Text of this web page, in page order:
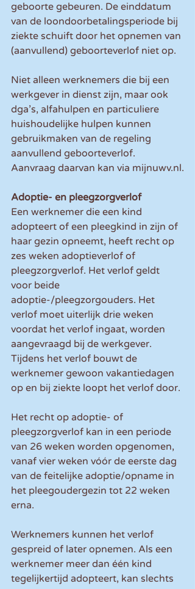
geboorte gebeuren. De einddatum
van de loondoorbetalingsperiode bij
ziekte schuift door het opnemen van
(aanvullend) geboorteverlof niet op.
Niet alleen werknemers die bij een
werkgever in dienst zijn, maar ook
dga’s, alfahulpen en particuliere
huishoudelijke hulpen kunnen
gebruikmaken van de regeling
aanvullend geboorteverlof.
Aanvraag daarvan kan via mijnuwv.nl.
Adoptie- en pleegzorgverlof
Een werknemer die een kind
adopteert of een pleegkind in zijn of
haar gezin opneemt, heeft recht op
zes weken adoptieverlof of
pleegzorgverlof. Het verlof geldt
voor beide
adoptie-/pleegzorgouders. Het
verlof moet uiterlijk drie weken
voordat het verlof ingaat, worden
aangevraagd bij de werkgever.
Tijdens het verlof bouwt de
werknemer gewoon vakantiedagen
op en bij ziekte loopt het verlof door.
Het recht op adoptie- of
pleegzorgverlof kan in een periode
van 26 weken worden opgenomen,
vanaf vier weken vóór de eerste dag
van de feitelijke adoptie/opname in
het pleegoudergezin tot 22 weken
erna.
Werknemers kunnen het verlof
gespreid of later opnemen. Als een
werknemer meer dan één kind
tegelijkertijd adopteert, kan slechts